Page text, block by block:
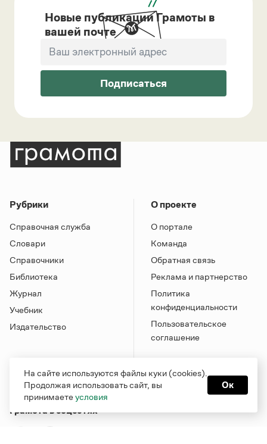
Новые публикации Грамоты в
вашей почте
Подписаться
Рубрики
Справочная служба
Словари
Справочники
Библиотека
Журнал
Учебник
Издательство
О проекте
О портале
Команда
Обратная связь
Реклама и партнерство
Политика
конфиденциальности
Пользовательское
соглашение
Грамота в соцсетях
На сайте используются файлы куки (cookies).
Продолжая использовать сайт, вы
принимаетеусловия
Ок